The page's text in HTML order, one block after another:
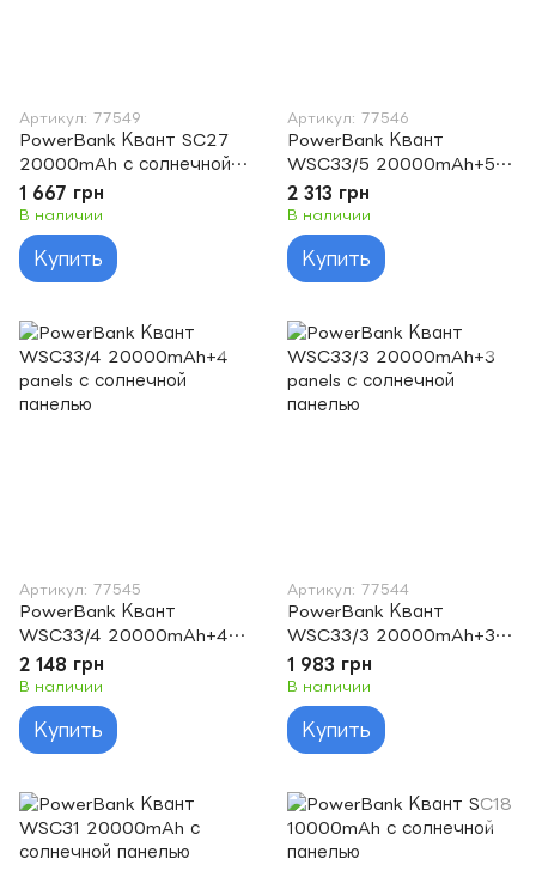
Артикул: 77549
PowerBank Квант SC27
20000mAh с солнечной
панелью
1 667 грн
В наличии
Купить
Артикул: 77546
PowerBank Квант
WSC33/5 20000mAh+5
panels с солнечной
панелью
2 313 грн
В наличии
Купить
Артикул: 77545
PowerBank Квант
WSC33/4 20000mAh+4
panels с солнечной
панелью
2 148 грн
В наличии
Купить
Артикул: 77544
PowerBank Квант
WSC33/3 20000mAh+3
panels с солнечной
панелью
1 983 грн
В наличии
Купить